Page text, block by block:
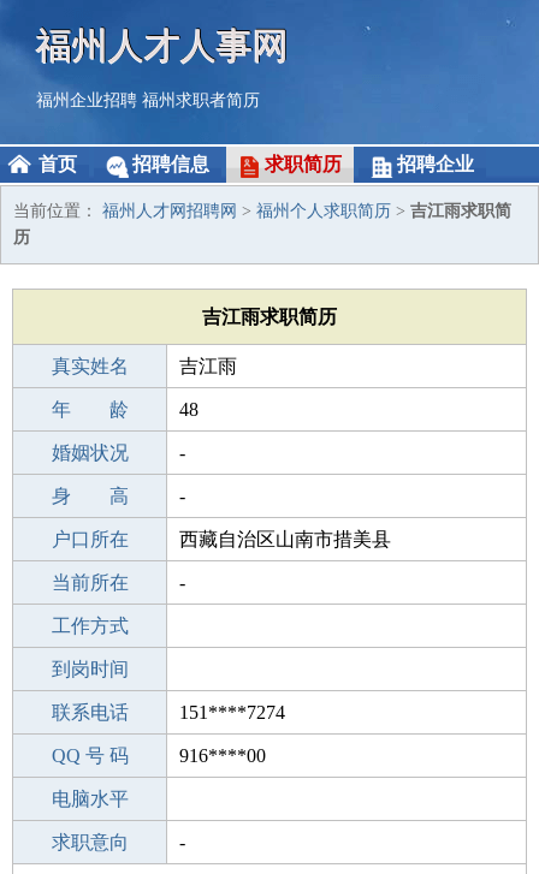
福州人才人事网
福州企业招聘 福州求职者简历
首页 招聘信息 求职简历 招聘企业
当前位置： 福州人才网招聘网 > 福州个人求职简历 > 吉江雨求职简
历
吉江雨求职简历
真实姓名 吉江雨
性 别 男
年 龄 48
出生年月 1978-01-14
婚姻状况 -
学 历 初中
身 高 -
毕业学校 丹阳建山中学
户口所在 西藏自治区山南市措美县
所学专业 -
当前所在 -
工作经验
工作方式
驾 照
到岗时间
期望月薪
联系电话 151****7274
手机号码 151****7274
QQ 号 码 916****00
微信号码
电脑水平
外语水平
求职意向 -